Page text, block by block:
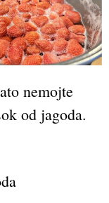
nemojte
od jagoda.